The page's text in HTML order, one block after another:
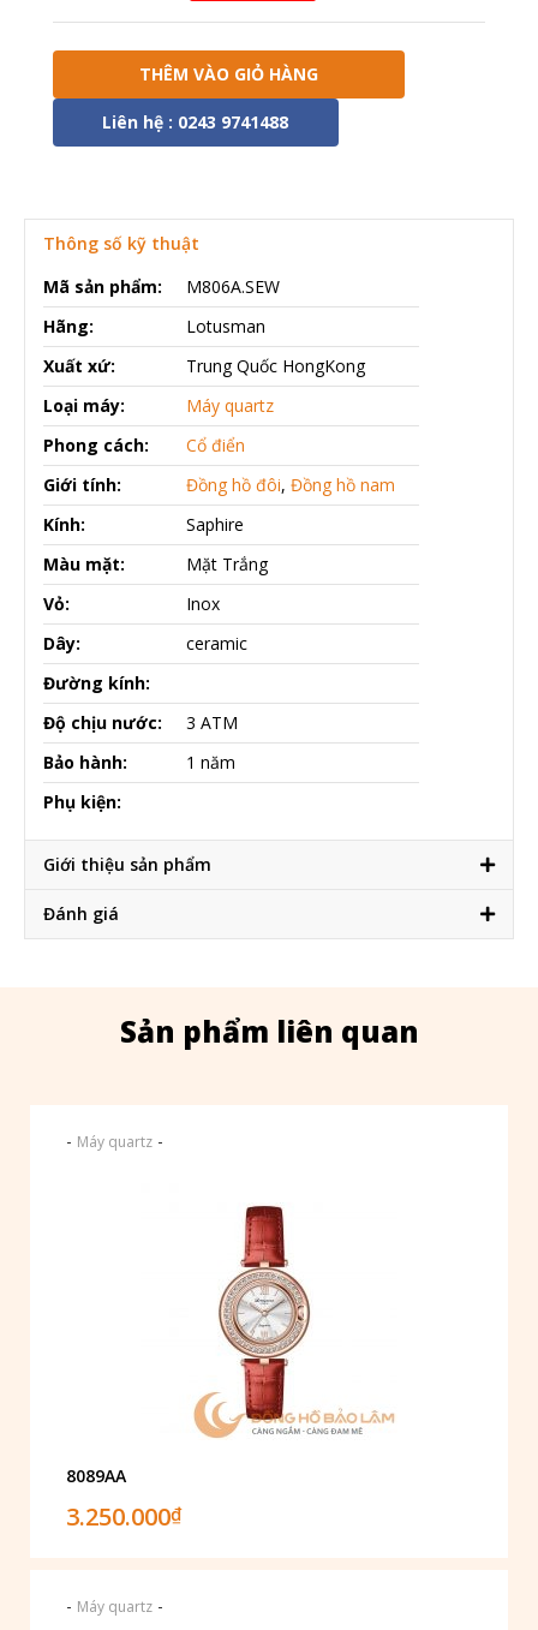
THÊM VÀO GIỎ HÀNG
Liên hệ : 0243 9741488
Thông số kỹ thuật
Mã sản phẩm:
M806A.SEW
Hãng:
Lotusman
Xuất xứ:
Trung Quốc HongKong
Loại máy:
Máy quartz
Phong cách:
Cổ điển
Giới tính:
Đồng hồ đôi, Đồng hồ nam
Kính:
Saphire
Màu mặt:
Mặt Trắng
Vỏ:
Inox
Dây:
ceramic
Đường kính:
Độ chịu nước:
3 ATM
Bảo hành:
1 năm
Phụ kiện:
Giới thiệu sản phẩm
Đánh giá
Sản phẩm liên quan
- Máy quartz -
8089AA
3.250.000₫
- Máy quartz -